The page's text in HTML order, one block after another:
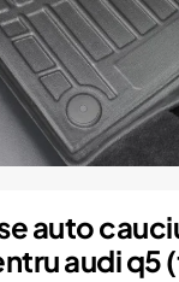
auto
audi q5